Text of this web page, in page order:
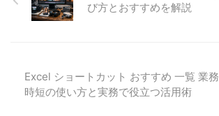
び方とおすすめを解説
Excel ショートカット おすすめ 一覧 業務
時短の使い方と実務で役立つ活用術